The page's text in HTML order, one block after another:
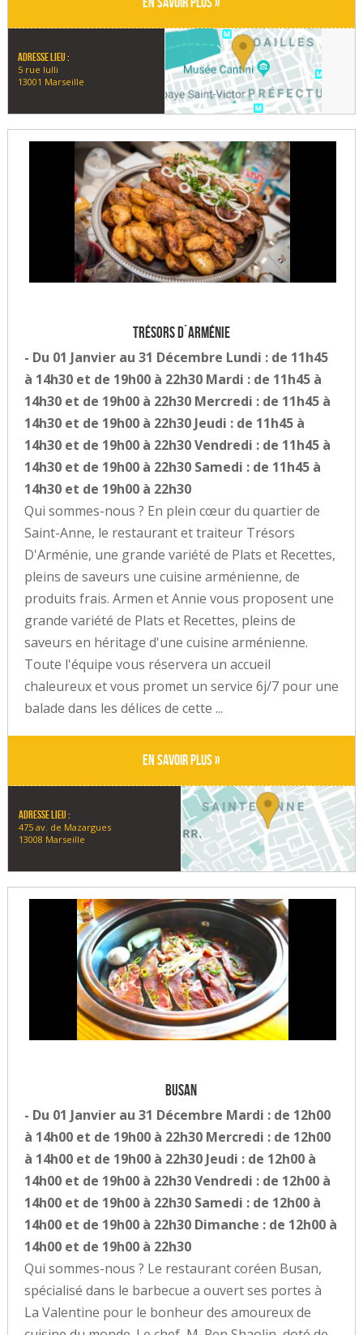
Adresse lieu :
5 rue lulli
13001 Marseille
Trésors D´Arménie
- Du 01 Janvier au 31 Décembre Lundi : de 11h45
à 14h30 et de 19h00 à 22h30 Mardi : de 11h45 à
14h30 et de 19h00 à 22h30 Mercredi : de 11h45 à
14h30 et de 19h00 à 22h30 Jeudi : de 11h45 à
14h30 et de 19h00 à 22h30 Vendredi : de 11h45 à
14h30 et de 19h00 à 22h30 Samedi : de 11h45 à
14h30 et de 19h00 à 22h30
Qui sommes-nous ? En plein cœur du quartier de
Saint-Anne, le restaurant et traiteur Trésors
D'Arménie, une grande variété de Plats et Recettes,
pleins de saveurs une cuisine arménienne, de
produits frais. Armen et Annie vous proposent une
grande variété de Plats et Recettes, pleins de
saveurs en héritage d'une cuisine arménienne.
Toute l'équipe vous réservera un accueil
chaleureux et vous promet un service 6j/7 pour une
balade dans les délices de cette ...
En savoir plus »
Adresse lieu :
475 av. de Mazargues
13008 Marseille
Busan
- Du 01 Janvier au 31 Décembre Mardi : de 12h00
à 14h00 et de 19h00 à 22h30 Mercredi : de 12h00
à 14h00 et de 19h00 à 22h30 Jeudi : de 12h00 à
14h00 et de 19h00 à 22h30 Vendredi : de 12h00 à
14h00 et de 19h00 à 22h30 Samedi : de 12h00 à
14h00 et de 19h00 à 22h30 Dimanche : de 12h00 à
14h00 et de 19h00 à 22h30
Qui sommes-nous ? Le restaurant coréen Busan,
spécialisé dans le barbecue a ouvert ses portes à
La Valentine pour le bonheur des amoureux de